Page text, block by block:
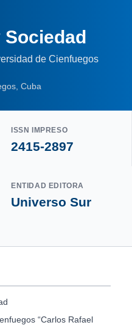
de Cienfuegos
Cuba
ISSN IMPRESO
2415-2897
ENTIDAD EDITORA
Universo Sur
“Carlos Rafael